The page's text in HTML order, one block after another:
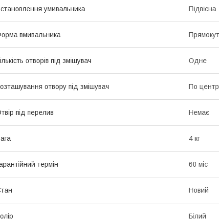
умивальника Підвісна
вмивальника
отворів під змішувач Одне
отвору під змішувач По
під перелив Немає
4 кг
термін 60 міс
Новий
Білий